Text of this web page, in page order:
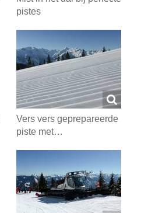
pistes
Vers vers geprepareerde
piste met…